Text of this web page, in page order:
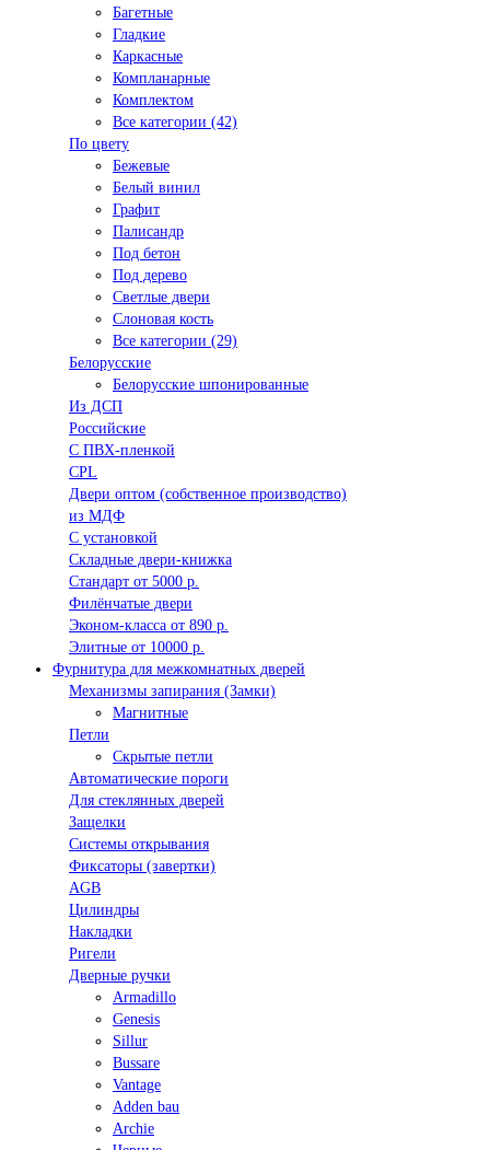
Багетные
Гладкие
Каркасные
Компланарные
Комплектом
Все категории (42)
По цвету
Бежевые
Белый винил
Графит
Палисандр
Под бетон
Под дерево
Светлые двери
Слоновая кость
Все категории (29)
Белорусские
Белорусские шпонированные
Из ДСП
Российские
C ПВХ-пленкой
CPL
Двери оптом (собственное производство)
из МДФ
С установкой
Складные двери-книжка
Стандарт от 5000 р.
Филёнчатые двери
Эконом-класса от 890 р.
Элитные от 10000 р.
Фурнитура для межкомнатных дверей
Механизмы запирания (Замки)
Магнитные
Петли
Скрытые петли
Автоматические пороги
Для стеклянных дверей
Защелки
Системы открывания
Фиксаторы (завертки)
AGB
Цилиндры
Накладки
Ригели
Дверные ручки
Armadillo
Genesis
Sillur
Bussare
Vantage
Adden bau
Archie